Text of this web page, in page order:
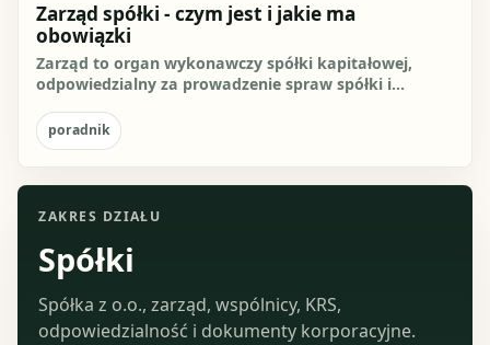
Zarząd spółki - czym jest i jakie ma
obowiązki
Zarząd to organ wykonawczy spółki kapitałowej,
odpowiedzialny za prowadzenie spraw spółki i
poradnik
ZAKRES DZIAŁU
Spółki
Spółka z o.o., zarząd, wspólnicy, KRS,
odpowiedzialność i dokumenty korporacyjne.